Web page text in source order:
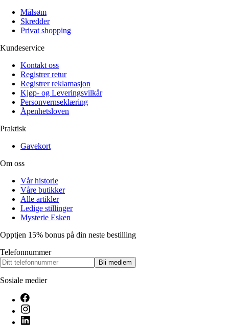
Målsøm
Skredder
Privat shopping
Kundeservice
Kontakt oss
Registrer retur
Registrer reklamasjon
Kjøp- og Leveringsvilkår
Personvernseklæring
Åpenhetsloven
Praktisk
Gavekort
Om oss
Vår historie
Våre butikker
Alle artikler
Ledige stillinger
Mysterie Esken
Opptjen 15% bonus på din neste bestilling
Telefonnummer
Bli medlem
Sosiale medier